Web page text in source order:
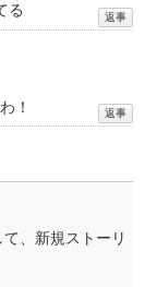
る
！
、新規ストーリ